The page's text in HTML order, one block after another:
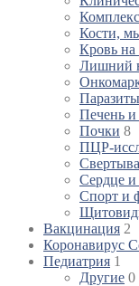
Кости,
Кровь на
Лишний
Паразиты
Печень
Почки 8
ПЦР-
Сердце и
Спорт и
Вакцинация 2
Коронавирус
Педиатрия 1
Другие 0